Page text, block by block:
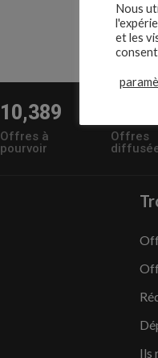
10,389
Offres à
pourvoir
Offres
Ils
Nous
et les